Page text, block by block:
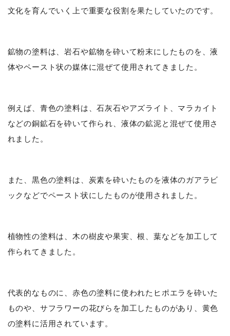
文化を育んでいく上で重要な役割を果たしていたのです。
鉱物の塗料は、岩石や鉱物を砕いて粉末にしたものを、液
体やペースト状の媒体に混ぜて使用されてきました。
例えば、青色の塗料は、石灰石やアズライト、マラカイト
などの銅鉱石を砕いて作られ、液体の鉱泥と混ぜて使用さ
れました。
また、黒色の塗料は、炭素を砕いたものを液体のガアラビ
ックなどでペースト状にしたものが使用されました。
植物性の塗料は、木の樹皮や果実、根、葉などを加工して
作られてきました。
代表的なものに、赤色の塗料に使われたヒポエラを砕いた
ものや、サフラワーの花びらを加工したものがあり、黄色
の塗料に活用されています。